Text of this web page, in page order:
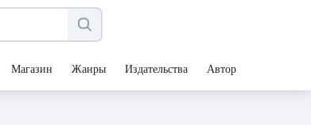
Магазин Жанры Издательства Авторы